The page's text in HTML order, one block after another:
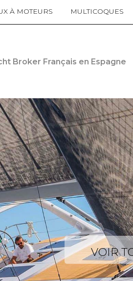
À MOTEURS MULTICOQUES
Broker Français en Espagne
VOIR